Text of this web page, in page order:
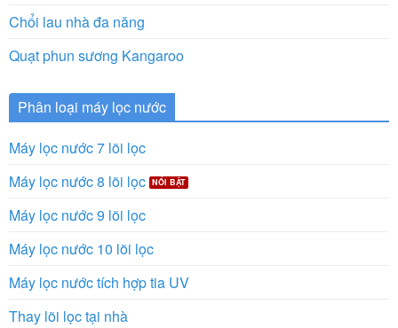
Chổi lau nhà đa năng
Quạt phun sương Kangaroo
Phân loại máy lọc nước
Máy lọc nước 7 lõi lọc
Máy lọc nước 8 lõi lọc
Máy lọc nước 9 lõi lọc
Máy lọc nước 10 lõi lọc
Máy lọc nước tích hợp tia UV
Thay lõi lọc tại nhà